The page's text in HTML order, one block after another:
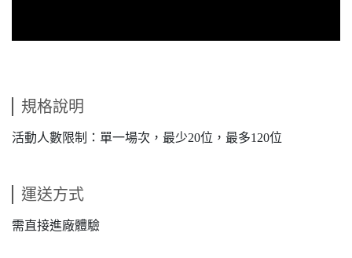
規格說明
活動人數限制：單一場次，最少20位，最多120位
運送方式
需直接進廠體驗